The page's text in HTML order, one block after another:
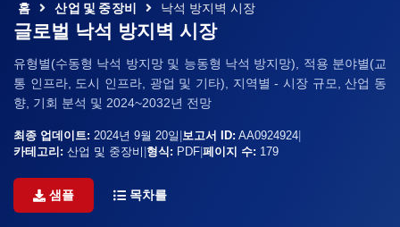
홈 산업 및 중장비 낙석 방지벽 시장
글로벌 낙석 방지벽 시장
유형별(수동형 낙석 방지망 및 능동형 낙석 방지망), 적용 분야별(교
통 인프라, 도시 인프라, 광업 및 기타), 지역별 - 시장 규모, 산업 동
향, 기회 분석 및 2024~2032년 전망
최종 업데이트: 2024년 9월 20일 보고서 ID: AA0924924
카테고리: 산업 및 중장비 형식: PDF 페이지 수: 179
샘플 목차를